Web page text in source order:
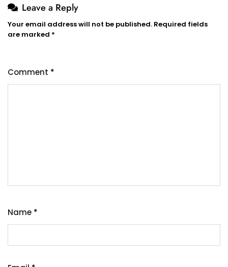
Leave a Reply
Your email address will not be published. Required fields
are marked *
Comment *
Name *